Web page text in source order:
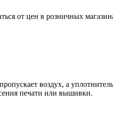
от цен в розничных
воздух, а
печати или вышивки.